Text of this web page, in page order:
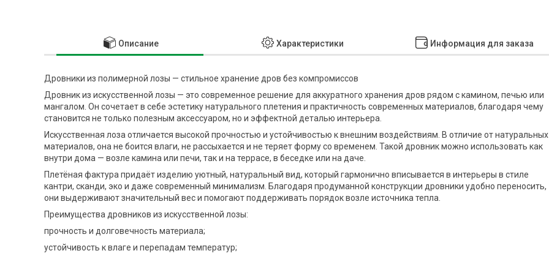
Описание Характеристики Информация для заказа
Дровники из полимерной лозы — стильное хранение дров без компромиссов
Дровник из искусственной лозы — это современное решение для аккуратного хранения дров рядом с камином, печью или
мангалом. Он сочетает в себе эстетику натурального плетения и практичность современных материалов, благодаря чему
становится не только полезным аксессуаром, но и эффектной деталью интерьера.
Искусственная лоза отличается высокой прочностью и устойчивостью к внешним воздействиям. В отличие от натуральных
материалов, она не боится влаги, не рассыхается и не теряет форму со временем. Такой дровник можно использовать как
внутри дома — возле камина или печи, так и на террасе, в беседке или на даче.
Плетёная фактура придаёт изделию уютный, натуральный вид, который гармонично вписывается в интерьеры в стиле
кантри, сканди, эко и даже современный минимализм. Благодаря продуманной конструкции дровники удобно переносить,
они выдерживают значительный вес и помогают поддерживать порядок возле источника тепла.
Преимущества дровников из искусственной лозы:
прочность и долговечность материала;
устойчивость к влаге и перепадам температур;